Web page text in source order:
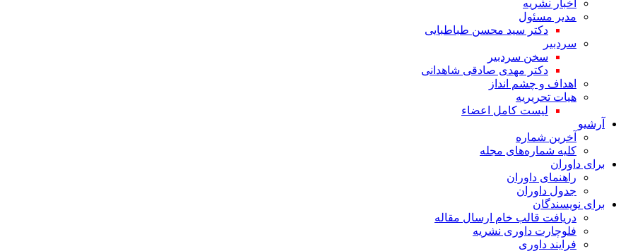
اخبار نشریه
مدیر مسئول
دکتر سید محسن طباطبایی
سردبیر
سخن سردبیر
دکتر مهدی صادقی شاهدانی
اهداف و چشم انداز
هیات تحریریه
لیست کامل اعضاء
آرشیو
آخرین شماره
کلیه شماره‌های مجله
برای داوران
راهنمای داوران
جدول داوران
برای نویسندگان
دریافت قالب خام ارسال مقاله
فلوچارت داوری نشریه
فرایند داوری